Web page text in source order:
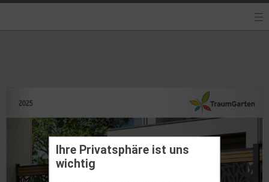
Ihre Privatsphäre ist uns
wichtig